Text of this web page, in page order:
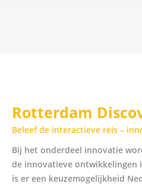
Rotterdam
Beleef de interactieve reis –
Bij het onderdeel innovatie
de innovatieve ontwikkelingen
is er een keuzemogelijkheid